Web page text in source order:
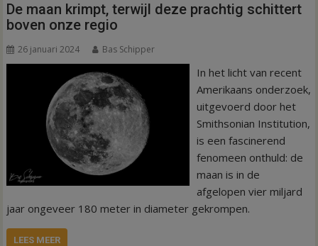
De maan krimpt, terwijl deze prachtig schittert
boven onze regio
26 januari 2024 Bas Schipper
In het licht van recent
Amerikaans onderzoek,
uitgevoerd door het
Smithsonian Institution,
is een fascinerend
fenomeen onthuld: de
maan is in de
afgelopen vier miljard
jaar ongeveer 180 meter in diameter gekrompen.
LEES MEER